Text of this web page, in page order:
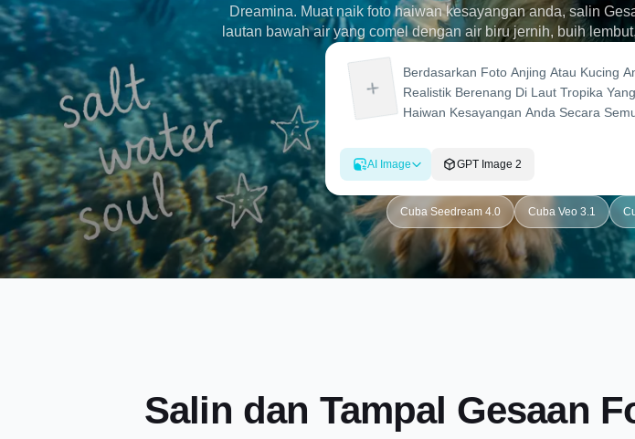
Dreamina. Muat naik foto haiwan kesayangan anda, salin
lautan bawah air yang comel dengan air biru jernih, buih
sambil membantu mengekalkan wajah, bulu haiwan
bawah air anjing, pemandangan bawah air kucing, kertas
peliharaan menegak untuk Cerita Instagram, Dreamina
mudah dijana
AI Image GPT Image 2
Cuba Seedream 4.0 Cuba Veo 3.1
Salin dan Tampal Gesaan